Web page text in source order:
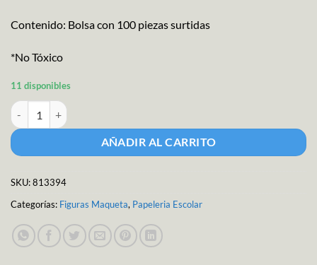
Contenido: Bolsa con 100 piezas surtidas
*No Tóxico
11 disponibles
Maqueta Gama Planta Desierto cantidad
AÑADIR AL CARRITO
SKU:813394
Categorías: Figuras Maqueta, Papeleria Escolar